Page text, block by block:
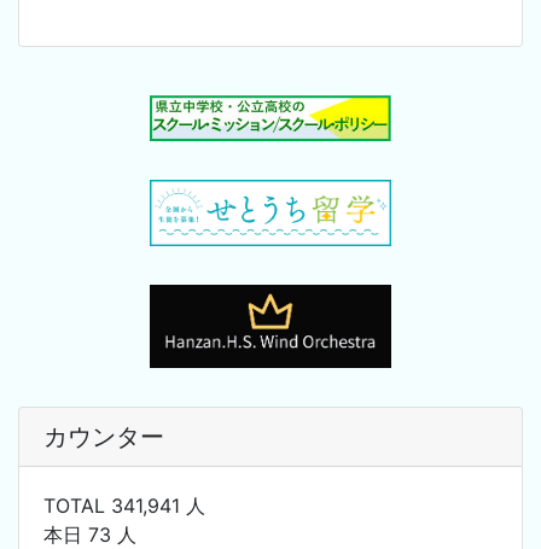
カウンター
TOTAL 341,941 人
本日 73 人